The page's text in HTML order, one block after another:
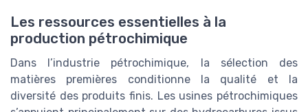
Les ressources essentielles à la
production pétrochimique
Dans l’industrie pétrochimique, la sélection des
matières premières conditionne la qualité et la
diversité des produits finis. Les usines pétrochimiques